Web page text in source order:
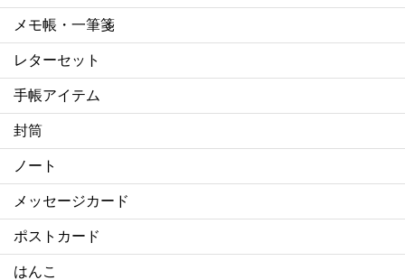
メモ帳・一筆箋
レターセット
手帳アイテム
封筒
ノート
メッセージカード
ポストカード
はんこ